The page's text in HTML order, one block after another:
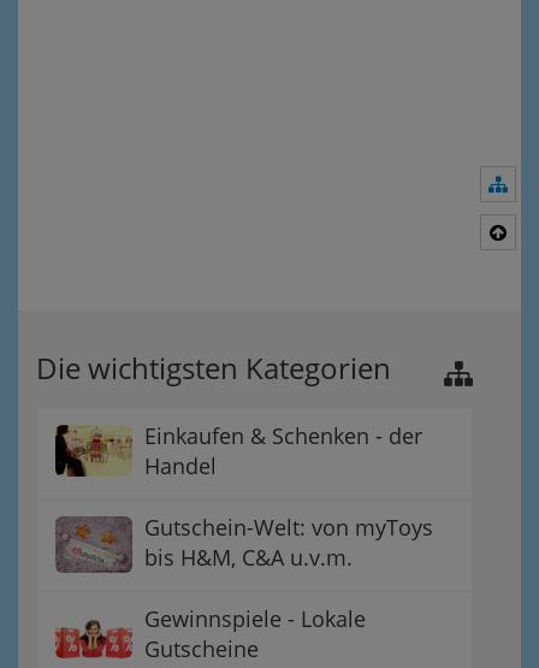
Die wichtigsten Kategorien
Einkaufen & Schenken - der
Handel
Gutschein-Welt: von myToys
bis H&M, C&A u.v.m.
Gewinnspiele - Lokale
Gutscheine